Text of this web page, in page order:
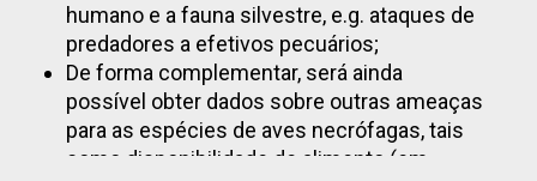
humano e a fauna silvestre, e.g. ataques de
predadores a efetivos pecuários;
De forma complementar, será ainda
possível obter dados sobre outras ameaças
para as espécies de aves necrófagas, tais
como disponibilidade de alimento (em